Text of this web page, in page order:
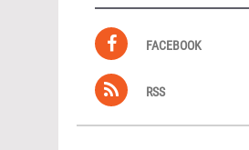
FACEBOOK
RSS